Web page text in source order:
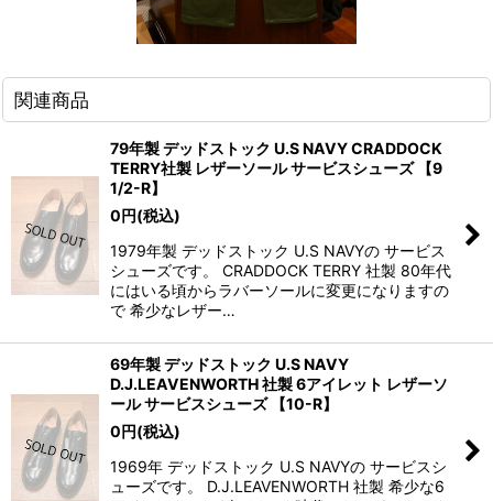
関連商品
79年製 デッドストック U.S NAVY CRADDOCK
TERRY社製 レザーソール サービスシューズ 【9
1/2-R】
0円(税込)
1979年製 デッドストック U.S NAVYの サービス
シューズです。 CRADDOCK TERRY 社製 80年代
にはいる頃からラバーソールに変更になりますの
で 希少なレザー…
69年製 デッドストック U.S NAVY
D.J.LEAVENWORTH 社製 6アイレット レザーソ
ール サービスシューズ 【10-R】
0円(税込)
1969年 デッドストック U.S NAVYの サービスシ
ューズです。 D.J.LEAVENWORTH 社製 希少な6